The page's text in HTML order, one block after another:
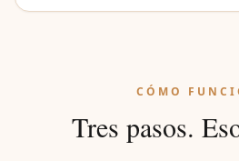
CÓMO
Tres pasos.